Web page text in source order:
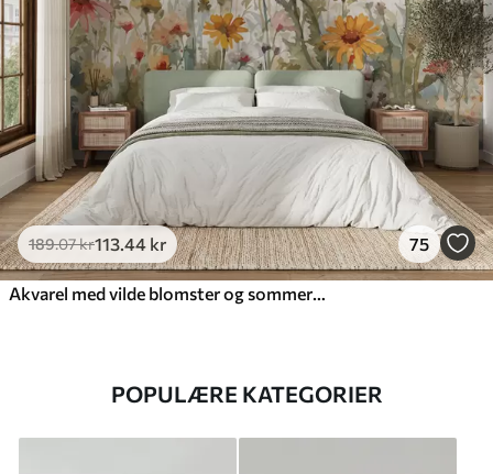
189.07kr113.44 kr 75
Akvarel med vilde blomster og sommerfugle
POPULÆRE KATEGORIER